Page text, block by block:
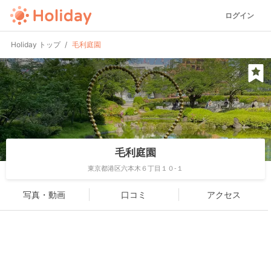
ログイン
Holiday トップ 毛利庭園
毛利庭園
東京都港区六本木６丁目１０-１
写真・動画 口コミ アクセス